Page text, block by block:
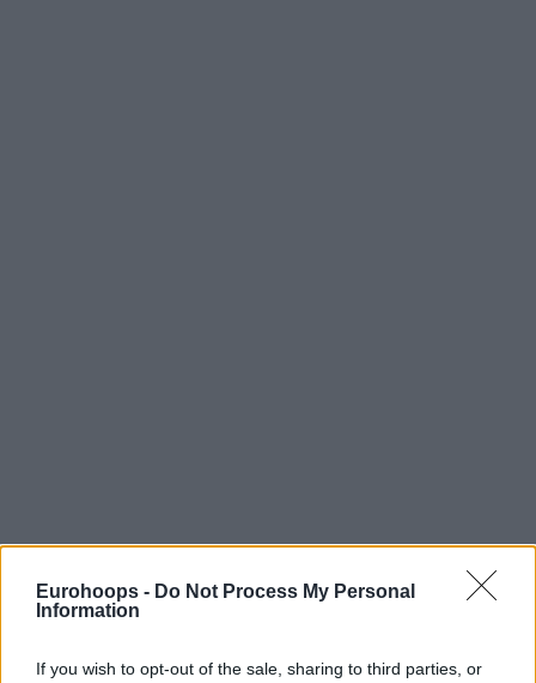
Eurohoops - Do Not Process My Personal
Information
If you wish to opt-out of the sale, sharing to third parties, or